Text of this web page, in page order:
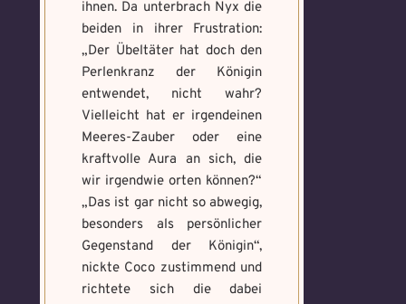
ihnen. Da unterbrach Nyx die
beiden in ihrer Frustration:
„Der Übeltäter hat doch den
Perlenkranz der Königin
entwendet, nicht wahr?
Vielleicht hat er irgendeinen
Meeres-Zauber oder eine
kraftvolle Aura an sich, die
wir irgendwie orten können?“
„Das ist gar nicht so abwegig,
besonders als persönlicher
Gegenstand der Königin“,
nickte Coco zustimmend und
richtete sich die dabei